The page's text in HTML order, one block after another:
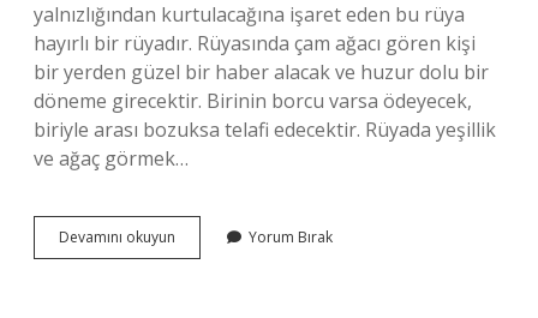
yalnızlığından kurtulacağına işaret eden bu rüya
hayırlı bir rüyadır. Rüyasında çam ağacı gören kişi
bir yerden güzel bir haber alacak ve huzur dolu bir
döneme girecektir. Birinin borcu varsa ödeyecek,
biriyle arası bozuksa telafi edecektir. Rüyada yeşillik
ve ağaç görmek…
Devamını okuyun
Yeşil
Yorum Bırak